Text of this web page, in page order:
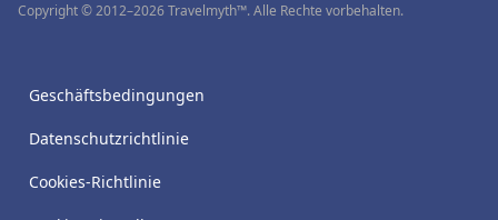
Copyright © 2012–2026 Travelmyth™. Alle Rechte vorbehalten.
Geschäftsbedingungen
Datenschutzrichtlinie
Cookies-Richtlinie